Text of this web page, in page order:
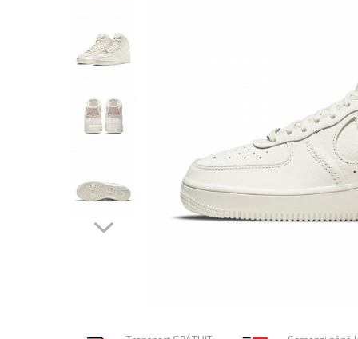
Pantaloni lungi copii
Ingrijire incaltaminte